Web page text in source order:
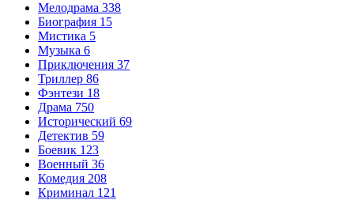
Мелодрама 338
Биография 15
Мистика 5
Музыка 6
Приключения 37
Триллер 86
Фэнтези 18
Драма 750
Исторический 69
Детектив 59
Боевик 123
Военный 36
Комедия 208
Криминал 121